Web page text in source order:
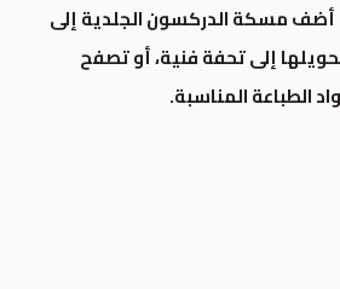
أضف مسكة الدركسون الجلدية إلى
إلى تحفة فنية، أو تصفح
الطباعة المناسبة.